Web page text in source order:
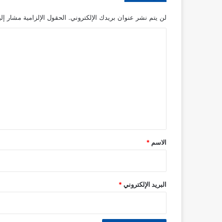
لن يتم نشر عنوان بريدك الإلكتروني. الحقول الإلزامية مشار
*
الاسم *
البريد الإلكتروني *